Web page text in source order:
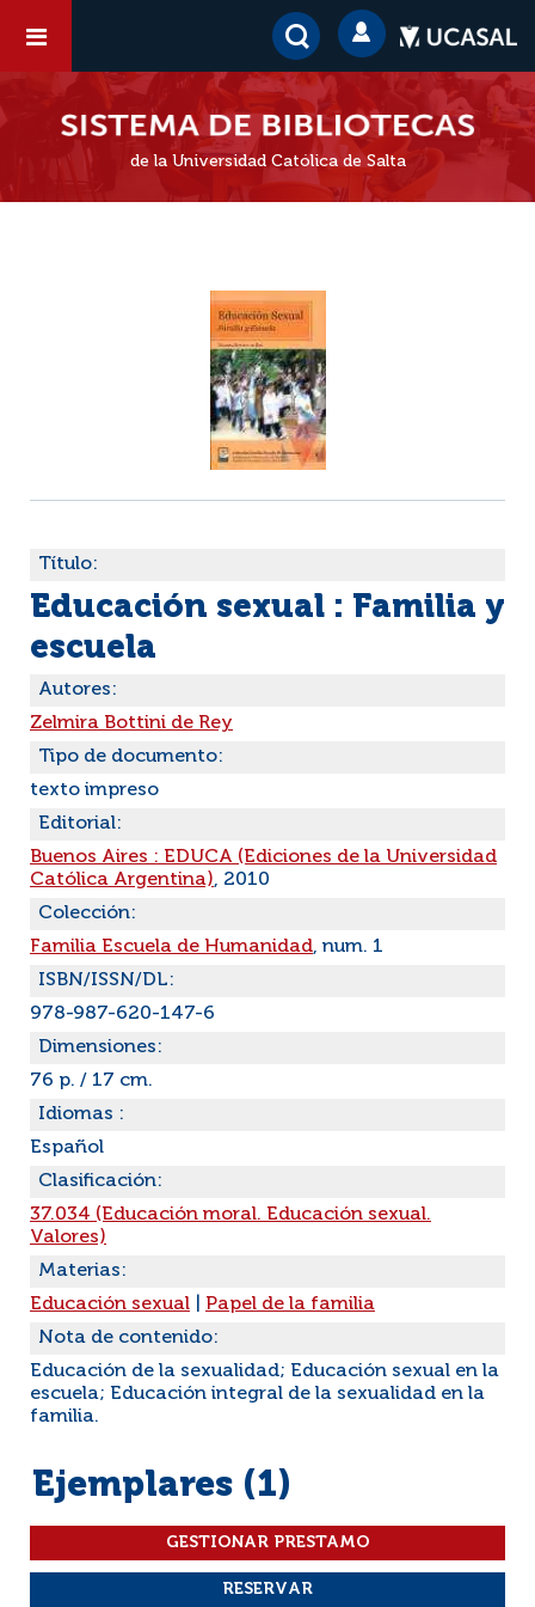
de la Universidad Católica de Salta
Título:
Educación sexual : Familia y
escuela
Autores:
Zelmira Bottini de Rey
Tipo de documento:
texto impreso
Editorial:
Buenos Aires : EDUCA (Ediciones de la Universidad
Católica Argentina), 2010
Colección:
Familia Escuela de Humanidad, num. 1
ISBN/ISSN/DL:
978-987-620-147-6
Dimensiones:
76 p. / 17 cm.
Idiomas :
Español
Clasificación:
37.034 (Educación moral. Educación sexual.
Valores)
Materias:
Educación sexual
Papel de la familia
Nota de contenido:
Educación de la sexualidad; Educación sexual en la
escuela; Educación integral de la sexualidad en la
familia.
Ejemplares (1)